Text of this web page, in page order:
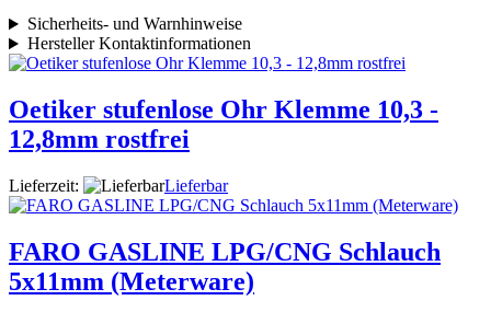
Sicherheits- und Warnhinweise
Hersteller Kontaktinformationen
Oetiker stufenlose Ohr Klemme 10,3 -
12,8mm rostfrei
Lieferzeit: Lieferbar
FARO GASLINE LPG/CNG Schlauch
5x11mm (Meterware)